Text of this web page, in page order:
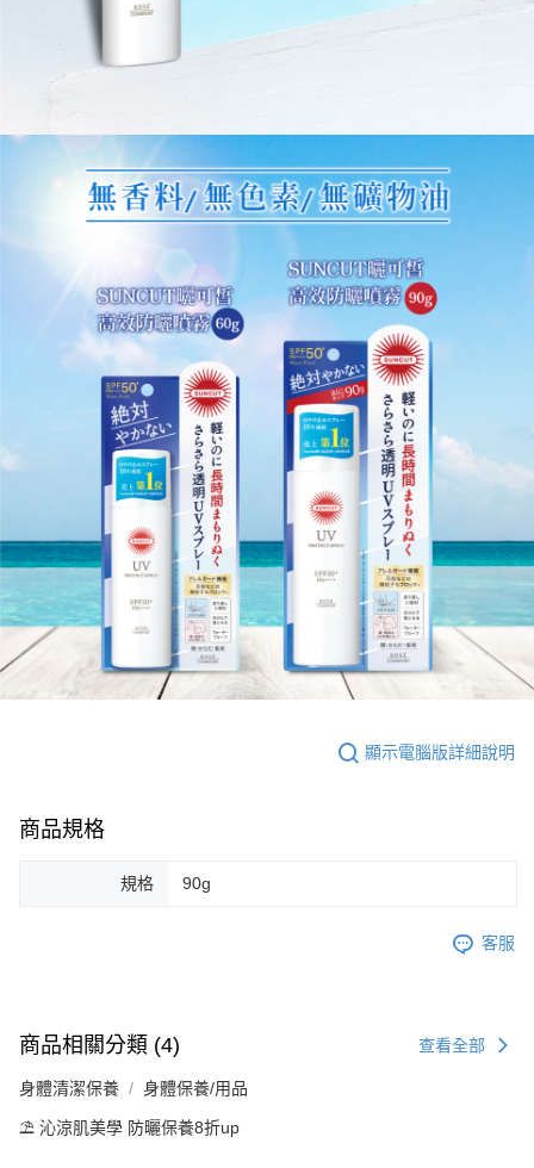
顯示電腦版詳細說明
商品規格
規格 90g
客服
商品相關分類 (4) 查看全部
身體清潔保養 身體保養/用品
⛱️ 沁涼肌美學 防曬保養8折up